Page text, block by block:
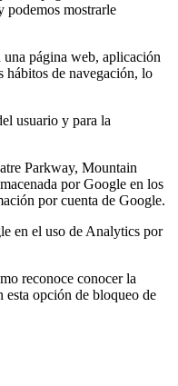
podemos mostrarle
página web, aplicación
hábitos de navegación, lo
usuario y para la
Parkway, Mountain
por Google en los
por cuenta de Google.
en el uso de Analytics por
reconoce conocer la
esta opción de bloqueo de